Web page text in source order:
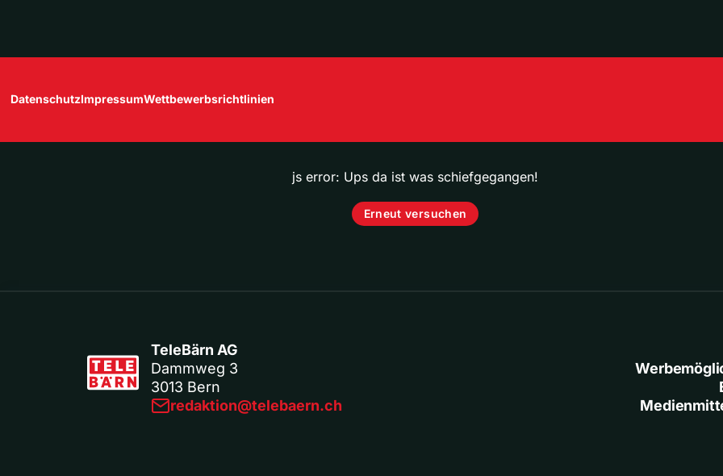
DatenschutzImpressumWettbewerbsrichtlinien
js error: Ups da ist was schiefgegangen!
Erneut versuchen
TeleBärn AG
Dammweg 3
3013 Bern
redaktion@telebaern.ch